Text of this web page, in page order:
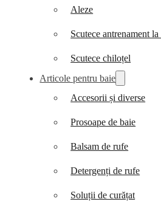
Aleze
Scutece antrenament
Scutece chiloțel
Articole pentru baie
Accesorii și diverse
Prosoape de baie
Balsam de rufe
Detergenți de rufe
Soluții de curățat